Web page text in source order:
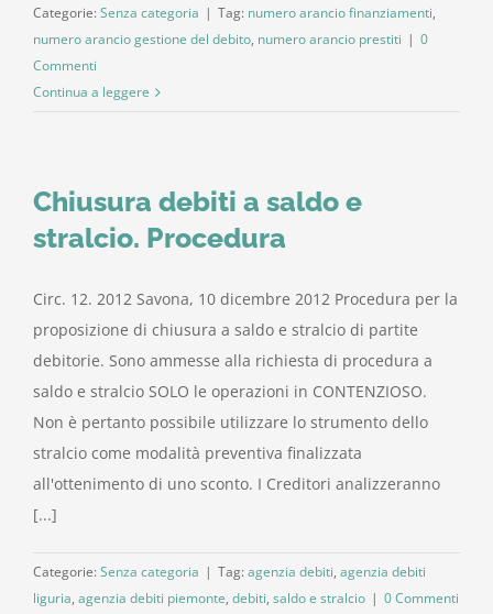
Categorie: Senza categoria | Tag: numero arancio finanziamenti,
numero arancio gestione del debito, numero arancio prestiti | 0
Commenti
Continua a leggere
Chiusura debiti a saldo e
stralcio. Procedura
Circ. 12. 2012 Savona, 10 dicembre 2012 Procedura per la
proposizione di chiusura a saldo e stralcio di partite
debitorie. Sono ammesse alla richiesta di procedura a
saldo e stralcio SOLO le operazioni in CONTENZIOSO.
Non è pertanto possibile utilizzare lo strumento dello
stralcio come modalità preventiva finalizzata
all'ottenimento di uno sconto. I Creditori analizzeranno
[...]
Categorie: Senza categoria | Tag: agenzia debiti, agenzia debiti
liguria, agenzia debiti piemonte, debiti, saldo e stralcio | 0 Commenti